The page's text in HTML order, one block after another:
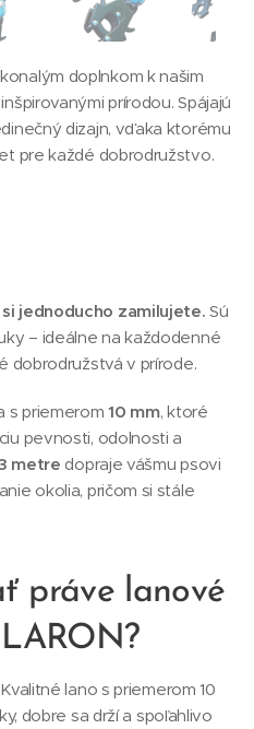
doplnkom k našim
prírodou. Spájajú
dizajn, vďaka ktorému
pre každé dobrodružstvo.
jednoducho zamilujete. Sú
– ideálne na každodenné
dobrodružstvá v prírode.
s priemerom10 mm, ktoré
pevnosti, odolnosti a
metre dopraje vášmu psovi
okolia, pričom si stále
práve lanové
Kvalitné lano s priemerom 10
dobre sa drží a spoľahlivo